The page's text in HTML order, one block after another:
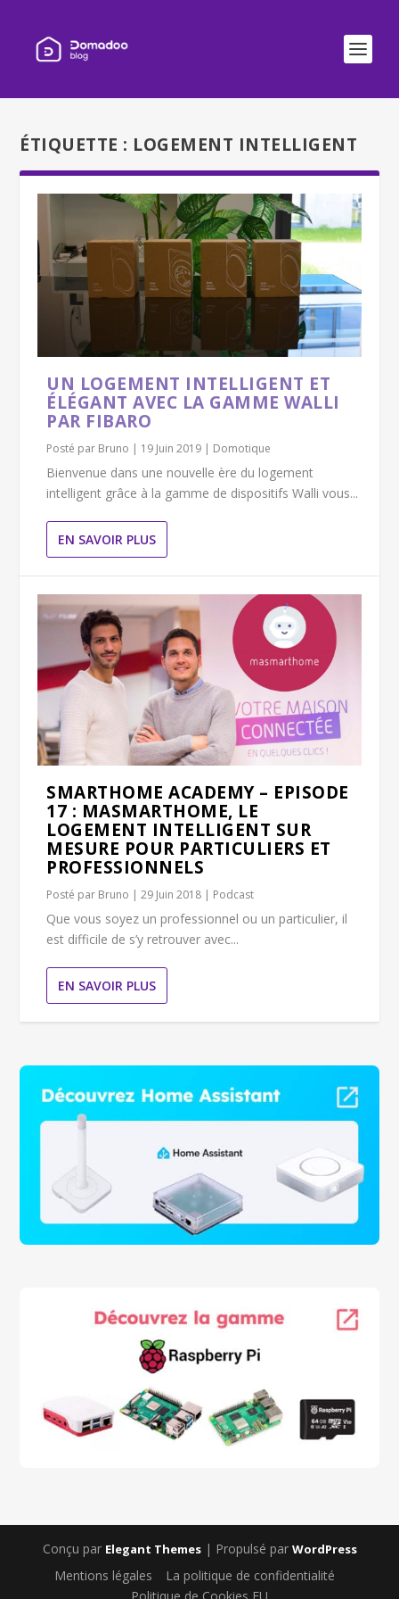
ÉTIQUETTE : LOGEMENT INTELLIGENT
UN LOGEMENT INTELLIGENT ET
ÉLÉGANT AVEC LA GAMME WALLI
PAR FIBARO
Posté par Bruno | 19 Juin 2019 | Domotique
Bienvenue dans une nouvelle ère du logement
intelligent grâce à la gamme de dispositifs Walli vous...
EN SAVOIR PLUS
SMARTHOME ACADEMY – EPISODE
17 : MASMARTHOME, LE
LOGEMENT INTELLIGENT SUR
MESURE POUR PARTICULIERS ET
PROFESSIONNELS
Posté par Bruno |29 Juin 2018 | Podcast
Que vous soyez un professionnel ou un particulier, il
est difficile de s’y retrouver avec...
EN SAVOIR PLUS
Conçu par Elegant Themes| Propulsé par WordPress
Mentions légales
La politique de confidentialité